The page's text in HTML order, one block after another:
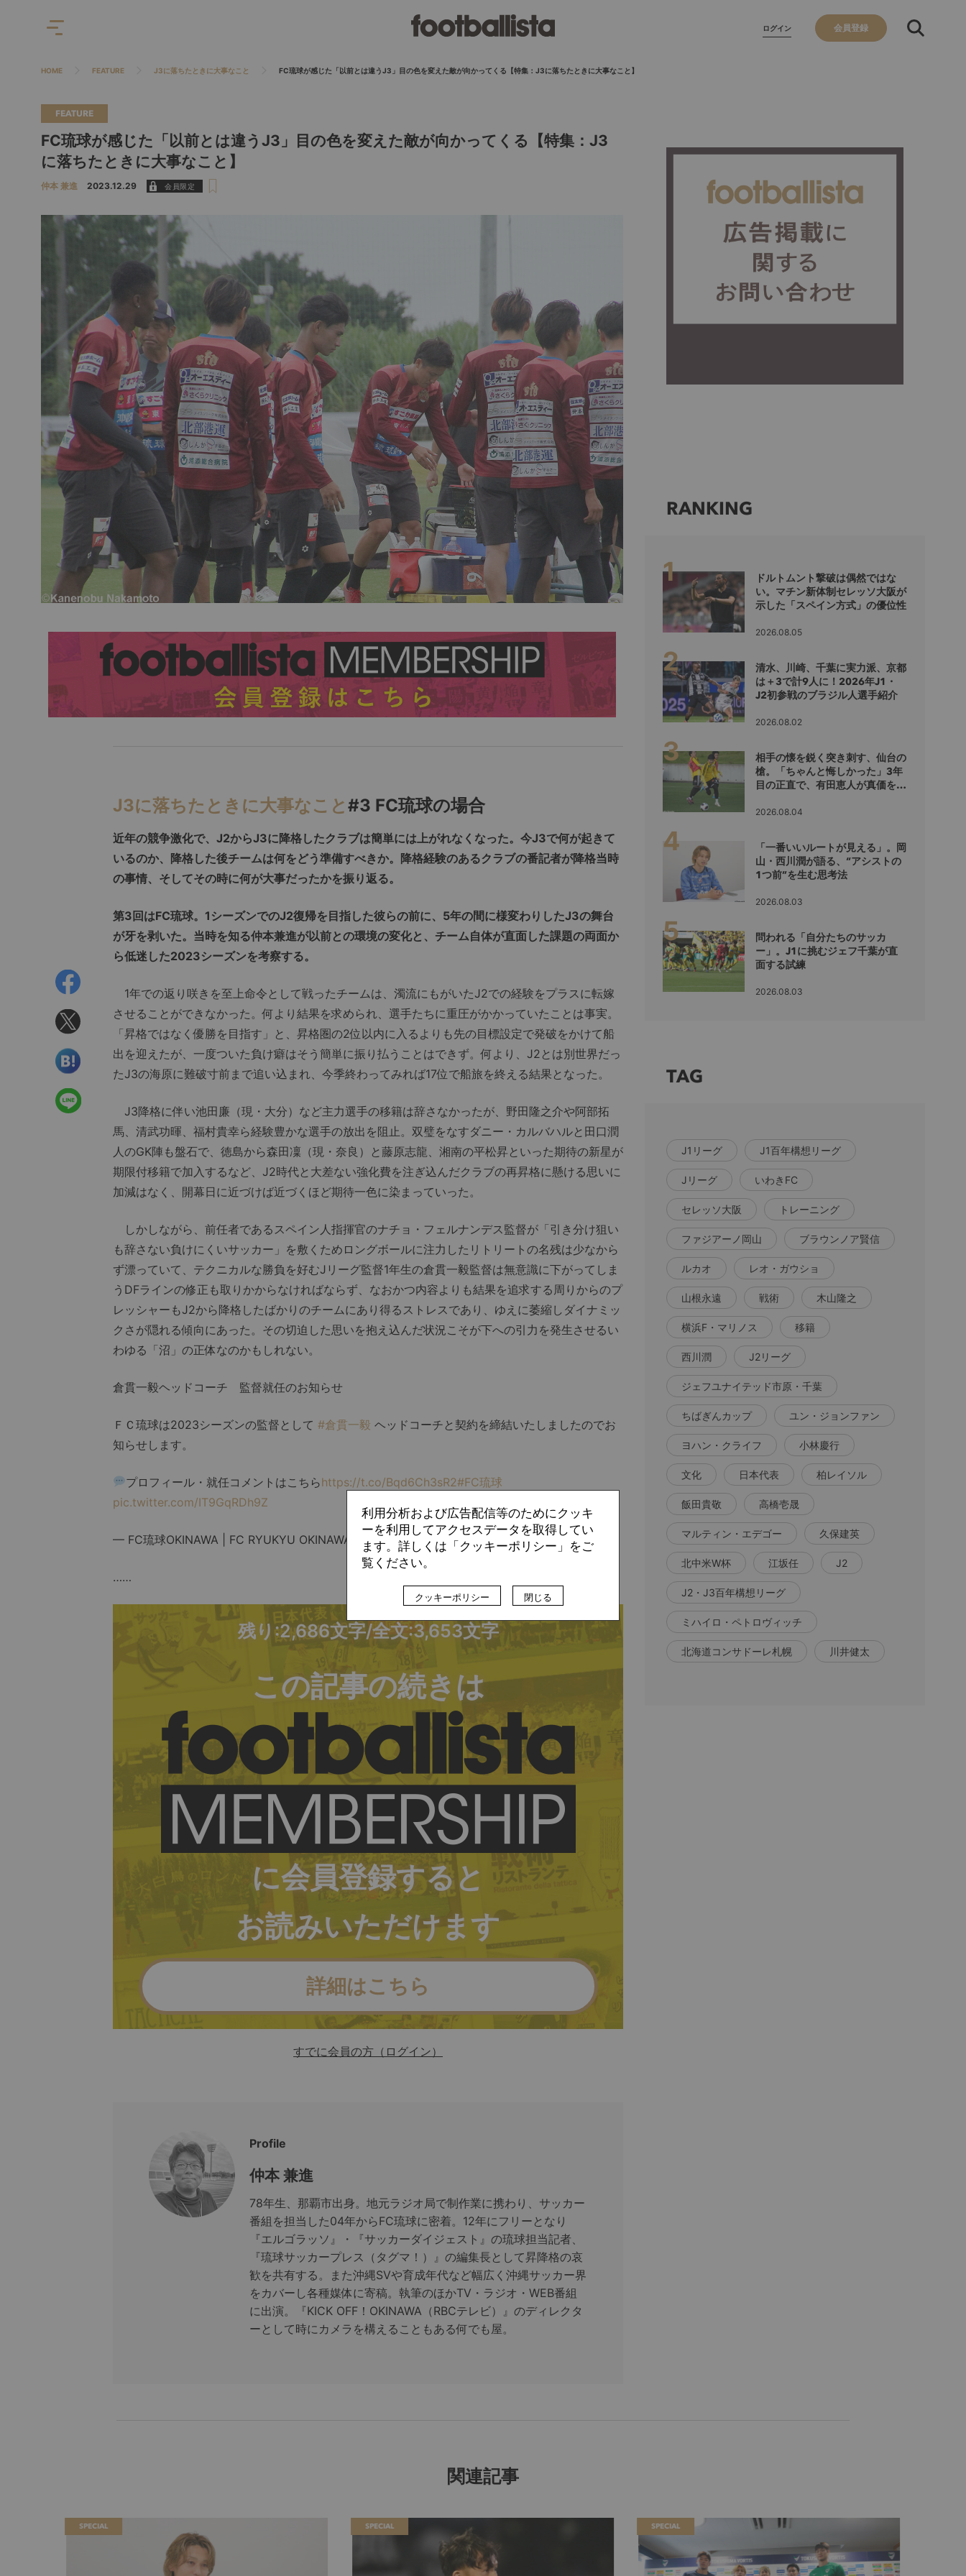
ログイン 会員登録
HOME FEATURE J3に落ちたときに大事なこと FC琉球が感じた「以前とは違うJ3」目の色を変えた敵が向かってくる【特集：J3に落ちたときに大事なこと】
FEATURE
FC琉球が感じた「以前とは違うJ3」目の色を変えた敵が向かってくる【特集：J3
に落ちたときに大事なこと】
仲本 兼進 2023.12.29
J3に落ちたときに大事なこと#3 FC琉球の場合
近年の競争激化で、J2からJ3に降格したクラブは簡単には上がれなくなった。今J3で何が起きて
いるのか、降格した後チームは何をどう準備すべきか。降格経験のあるクラブの番記者が降格当時
の事情、そしてその時に何が大事だったかを振り返る。
第3回はFC琉球。1シーズンでのJ2復帰を目指した彼らの前に、5年の間に様変わりしたJ3の舞台
が牙を剥いた。当時を知る仲本兼進が以前との環境の変化と、チーム自体が直面した課題の両面か
ら低迷した2023シーズンを考察する。
1年での返り咲きを至上命令として戦ったチームは、濁流にもがいたJ2での経験をプラスに転嫁
させることができなかった。何より結果を求められ、選手たちに重圧がかかっていたことは事実。
「昇格ではなく優勝を目指す」と、昇格圏の2位以内に入るよりも先の目標設定で発破をかけて船
出を迎えたが、一度ついた負け癖はそう簡単に振り払うことはできず。何より、J2とは別世界だっ
たJ3の海原に難破寸前まで追い込まれ、今季終わってみれば17位で船旅を終える結果となった。
J3降格に伴い池田廉（現・大分）など主力選手の移籍は辞さなかったが、野田隆之介や阿部拓
馬、清武功暉、福村貴幸ら経験豊かな選手の放出を阻止。双璧をなすダニー・カルバハルと田口潤
人のGK陣も盤石で、徳島から森田凜（現・奈良）と藤原志龍、湘南の平松昇といった期待の新星が
期限付移籍で加入するなど、J2時代と大差ない強化費を注ぎ込んだクラブの再昇格に懸ける思いに
加減はなく、開幕日に近づけば近づくほど期待一色に染まっていった。
しかしながら、前任者であるスペイン人指揮官のナチョ・フェルナンデス監督が「引き分け狙い
も辞さない負けにくいサッカー」を敷くためロングボールに注力したリトリートの名残は少なから
ず漂っていて、テクニカルな勝負を好むJリーグ監督1年生の倉貫一毅監督は無意識に下がってしま
うDFラインの修正も取りかからなければならず、なおかつ内容よりも結果を追求する周りからのプ
レッシャーもJ2から降格したばかりのチームにあり得るストレスであり、ゆえに萎縮しダイナミッ
クさが隠れる傾向にあった。その切迫した思いを抱え込んだ状況こそが下への引力を発生させるい
わゆる「沼」の正体なのかもしれない。
倉貫一毅ヘッドコーチ 監督就任のお知らせ
ＦＣ琉球は2023シーズンの監督として #倉貫一毅 ヘッドコーチと契約を締結いたしましたのでお
知らせします。
プロフィール・就任コメントはこちらhttps://t.co/Bqd6Ch3sR2#FC琉球
pic.twitter.com/IT9GqRDh9Z
— FC琉球OKINAWA | FC RYUKYU OKINAWA［公式 𝑿］ (@fcr_info) October 28, 2022
……
残り:2,686文字/全文:3,653文字
この記事の続きは
に会員登録すると
お読みいただけます
詳細はこちら
すでに会員の方（ログイン）
Profile
仲本 兼進
78年生、那覇市出身。地元ラジオ局で制作業に携わり、サッカー
番組を担当した04年からFC琉球に密着。12年にフリーとなり
『エルゴラッソ』・『サッカーダイジェスト』の琉球担当記者、
『琉球サッカープレス（タグマ！）』の編集長として昇降格の哀
歓を共有する。また沖縄SVや育成年代など幅広く沖縄サッカー界
をカバーし各種媒体に寄稿。執筆のほかTV・ラジオ・WEB番組
に出演。『KICK OFF！OKINAWA（RBCテレビ）』のディレクタ
ーとして時にカメラを構えることもある何でも屋。
RANKING
ドルトムント撃破は偶然ではな
い。マチン新体制セレッソ大阪が
示した「スペイン方式」の優位性
2026.08.05
清水、川崎、千葉に実力派、京都
は＋3で計9人に！2026年J1・
J2初参戦のブラジル人選手紹介
2026.08.02
相手の懐を鋭く突き刺す、仙台の
槍。「ちゃんと悔しかった」3年
目の正直で、有田恵人が真価を示
2026.08.04
「一番いいルートが見える」。岡
山・西川潤が語る、“アシストの
1つ前”を生む思考法
2026.08.03
問われる「自分たちのサッカ
ー」。J1に挑むジェフ千葉が直
面する試練
2026.08.03
TAG
J1リーグ J1百年構想リーグ
Jリーグ いわきFC
セレッソ大阪 トレーニング
ファジアーノ岡山 ブラウンノア賢信
ルカオ レオ・ガウショ
山根永遠 戦術 木山隆之
横浜F・マリノス 移籍
西川潤 J2リーグ
ジェフユナイテッド市原・千葉
ちばぎんカップ ユン・ジョンファン
ヨハン・クライフ 小林慶行
文化 日本代表 柏レイソル
飯田貴敬 高橋壱晟
マルティン・エデゴー 久保建英
北中米W杯 江坂任 J2
J2・J3百年構想リーグ
ミハイロ・ペトロヴィッチ
北海道コンサドーレ札幌 川井健太
関連記事
SPECIAL SPECIAL SPECIAL
利用分析および広告配信等のためにクッキ
ーを利用してアクセスデータを取得してい
ます。詳しくは「クッキーポリシー」をご
覧ください。
クッキーポリシー 閉じる